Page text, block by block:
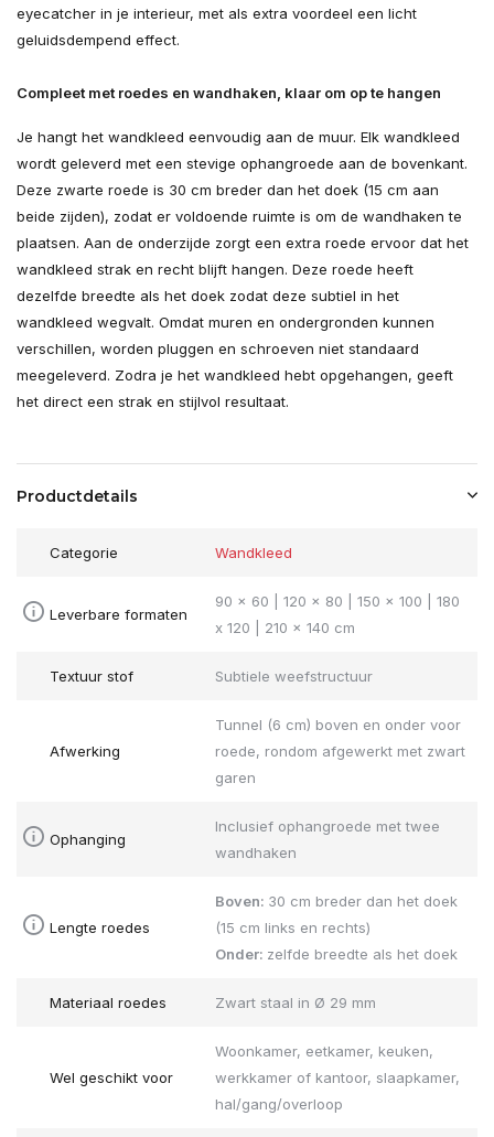
eyecatcher in je interieur, met als extra voordeel een licht
geluidsdempend effect.
Compleet met roedes en wandhaken, klaar om op te hangen
Je hangt het wandkleed eenvoudig aan de muur. Elk wandkleed
wordt geleverd met een stevige ophangroede aan de bovenkant.
Deze zwarte roede is 30 cm breder dan het doek (15 cm aan
beide zijden), zodat er voldoende ruimte is om de wandhaken te
plaatsen. Aan de onderzijde zorgt een extra roede ervoor dat het
wandkleed strak en recht blijft hangen. Deze roede heeft
dezelfde breedte als het doek zodat deze subtiel in het
wandkleed wegvalt. Omdat muren en ondergronden kunnen
verschillen, worden pluggen en schroeven niet standaard
meegeleverd. Zodra je het wandkleed hebt opgehangen, geeft
het direct een strak en stijlvol resultaat.
Productdetails
Categorie Wandkleed
Leverbare formaten
90 x 60 | 120 x 80 | 150 x 100 | 180
x 120 | 210 x 140 cm
Textuur stof Subtiele weefstructuur
Afwerking
Tunnel (6 cm) boven en onder voor
roede, rondom afgewerkt met zwart
garen
Ophanging
Inclusief ophangroede met twee
wandhaken
Lengte roedes
Boven: 30 cm breder dan het doek
(15 cm links en rechts)
Onder: zelfde breedte als het doek
Materiaal roedes Zwart staal in Ø 29 mm
Wel geschikt voor
Woonkamer, eetkamer, keuken,
werkkamer of kantoor, slaapkamer,
hal/gang/overloop